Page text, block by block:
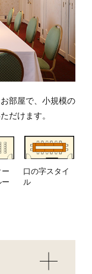
部屋で、小規模の
だけます。
ー
ー
口の字スタイ
ル